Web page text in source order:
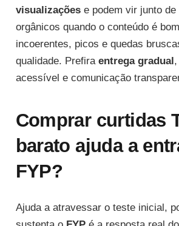
visualizaçõese podem vir junto de
orgânicos quando o conteúdo é
incoerentes, picos e quedas
qualidade. Prefira entrega gradual
acessível e comunicação
Comprar curtidas
barato ajuda a
FYP?
Ajuda a atravessar o teste inicial,